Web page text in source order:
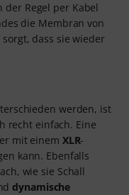
Regel per Kabel
die Membran von
dass sie wieder
werden, ist
recht einfach. Eine
mit einem XLR-
kann. Ebenfalls
wie sie Schall
dynamische